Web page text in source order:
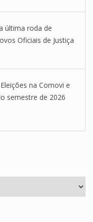
última roda de
Oficiais de Justiça
na Comovi e
semestre de 2026